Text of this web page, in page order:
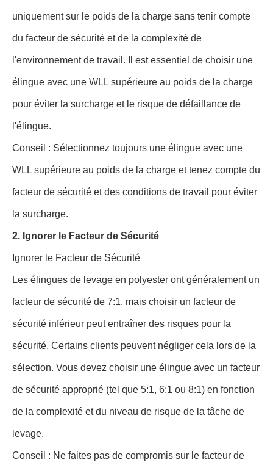
uniquement sur le poids de la charge sans tenir compte
du facteur de sécurité et de la complexité de
l'environnement de travail. Il est essentiel de choisir une
élingue avec une WLL supérieure au poids de la charge
pour éviter la surcharge et le risque de défaillance de
l'élingue.
Conseil : Sélectionnez toujours une élingue avec une
WLL supérieure au poids de la charge et tenez compte du
facteur de sécurité et des conditions de travail pour éviter
la surcharge.
2. Ignorer le Facteur de Sécurité
Ignorer le Facteur de Sécurité
Les élingues de levage en polyester ont généralement un
facteur de sécurité de 7:1, mais choisir un facteur de
sécurité inférieur peut entraîner des risques pour la
sécurité. Certains clients peuvent négliger cela lors de la
sélection. Vous devez choisir une élingue avec un facteur
de sécurité approprié (tel que 5:1, 6:1 ou 8:1) en fonction
de la complexité et du niveau de risque de la tâche de
levage.
Conseil : Ne faites pas de compromis sur le facteur de